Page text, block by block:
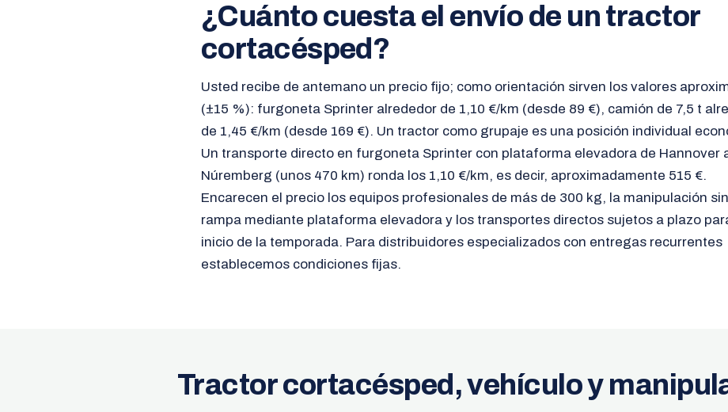
¿Cuánto cuesta el envío de un tractor
cortacésped?
Usted recibe de antemano un precio fijo; como orientación sirven los valores
(±15 %): furgoneta Sprinter alrededor de 1,10 €/km (desde 89 €), camión de 7,5 t
de 1,45 €/km (desde 169 €). Un tractor como grupaje es una posición individual
Un transporte directo en furgoneta Sprinter con plataforma elevadora de Hannover
Núremberg (unos 470 km) ronda los 1,10 €/km, es decir, aproximadamente 515 €.
Encarecen el precio los equipos profesionales de más de 300 kg, la manipulación sin
rampa mediante plataforma elevadora y los transportes directos sujetos a plazo
inicio de la temporada. Para distribuidores especializados con entregas recurrentes
establecemos condiciones fijas.
Tractor cortacésped, vehículo y